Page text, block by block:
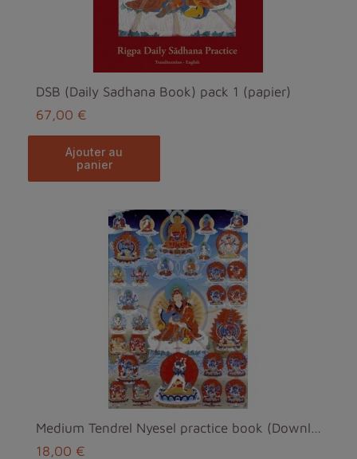
DSB (Daily Sadhana Book) pack 1 (papier)
67,00 €
ajouter au
panier
Medium Tendrel Nyesel practice book (Download)
18,00 €